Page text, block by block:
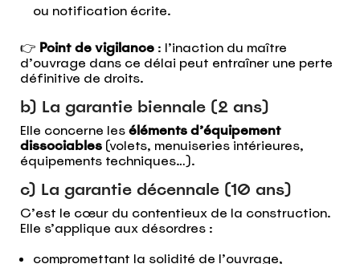
ou notification écrite.
👉 Point de vigilance : l’inaction du maître
d’ouvrage dans ce délai peut entraîner une perte
définitive de droits.
b) La garantie biennale (2 ans)
Elle concerne leséléments d’équipement
dissociables (volets, menuiseries intérieures,
équipements techniques…).
c) La garantie décennale (10 ans)
C’est le cœur du contentieux de la construction.
Elle s’applique aux désordres :
compromettant la solidité de l’ouvrage,